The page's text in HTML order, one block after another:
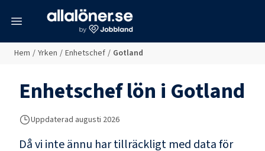
Hem / Yrken / Enhetschef / Gotland
Enhetscheflön i Gotland
Uppdaterad augusti 2026
Då vi inte ännu har tillräckligt med data för